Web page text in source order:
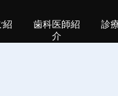
紹
歯科医師紹
介
診